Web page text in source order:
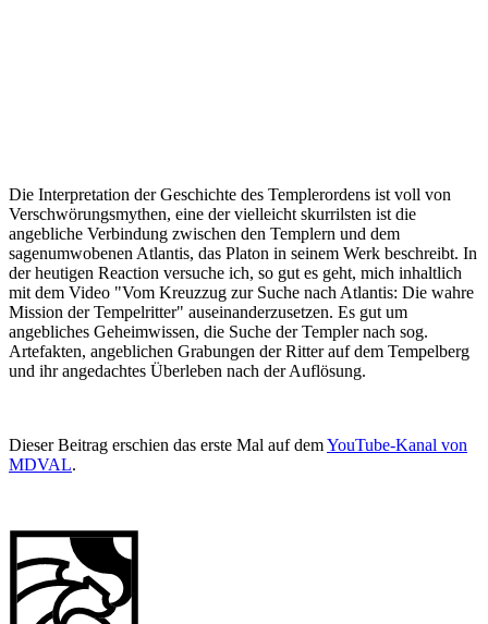
Die Interpretation der Geschichte des Templerordens ist voll von
Verschwörungsmythen, eine der vielleicht skurrilsten ist die
angebliche Verbindung zwischen den Templern und dem
sagenumwobenen Atlantis, das Platon in seinem Werk beschreibt. In
der heutigen Reaction versuche ich, so gut es geht, mich inhaltlich
mit dem Video "Vom Kreuzzug zur Suche nach Atlantis: Die wahre
Mission der Tempelritter" auseinanderzusetzen. Es gut um
angebliches Geheimwissen, die Suche der Templer nach sog.
Artefakten, angeblichen Grabungen der Ritter auf dem Tempelberg
und ihr angedachtes Überleben nach der Auflösung.
Dieser Beitrag erschien das erste Mal auf demYouTube-Kanal von
MDVAL.